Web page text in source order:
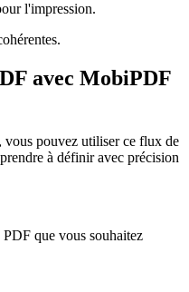
l'impression.
avec MobiPDF
pouvez utiliser ce flux de
à définir avec précision
que vous souhaitez